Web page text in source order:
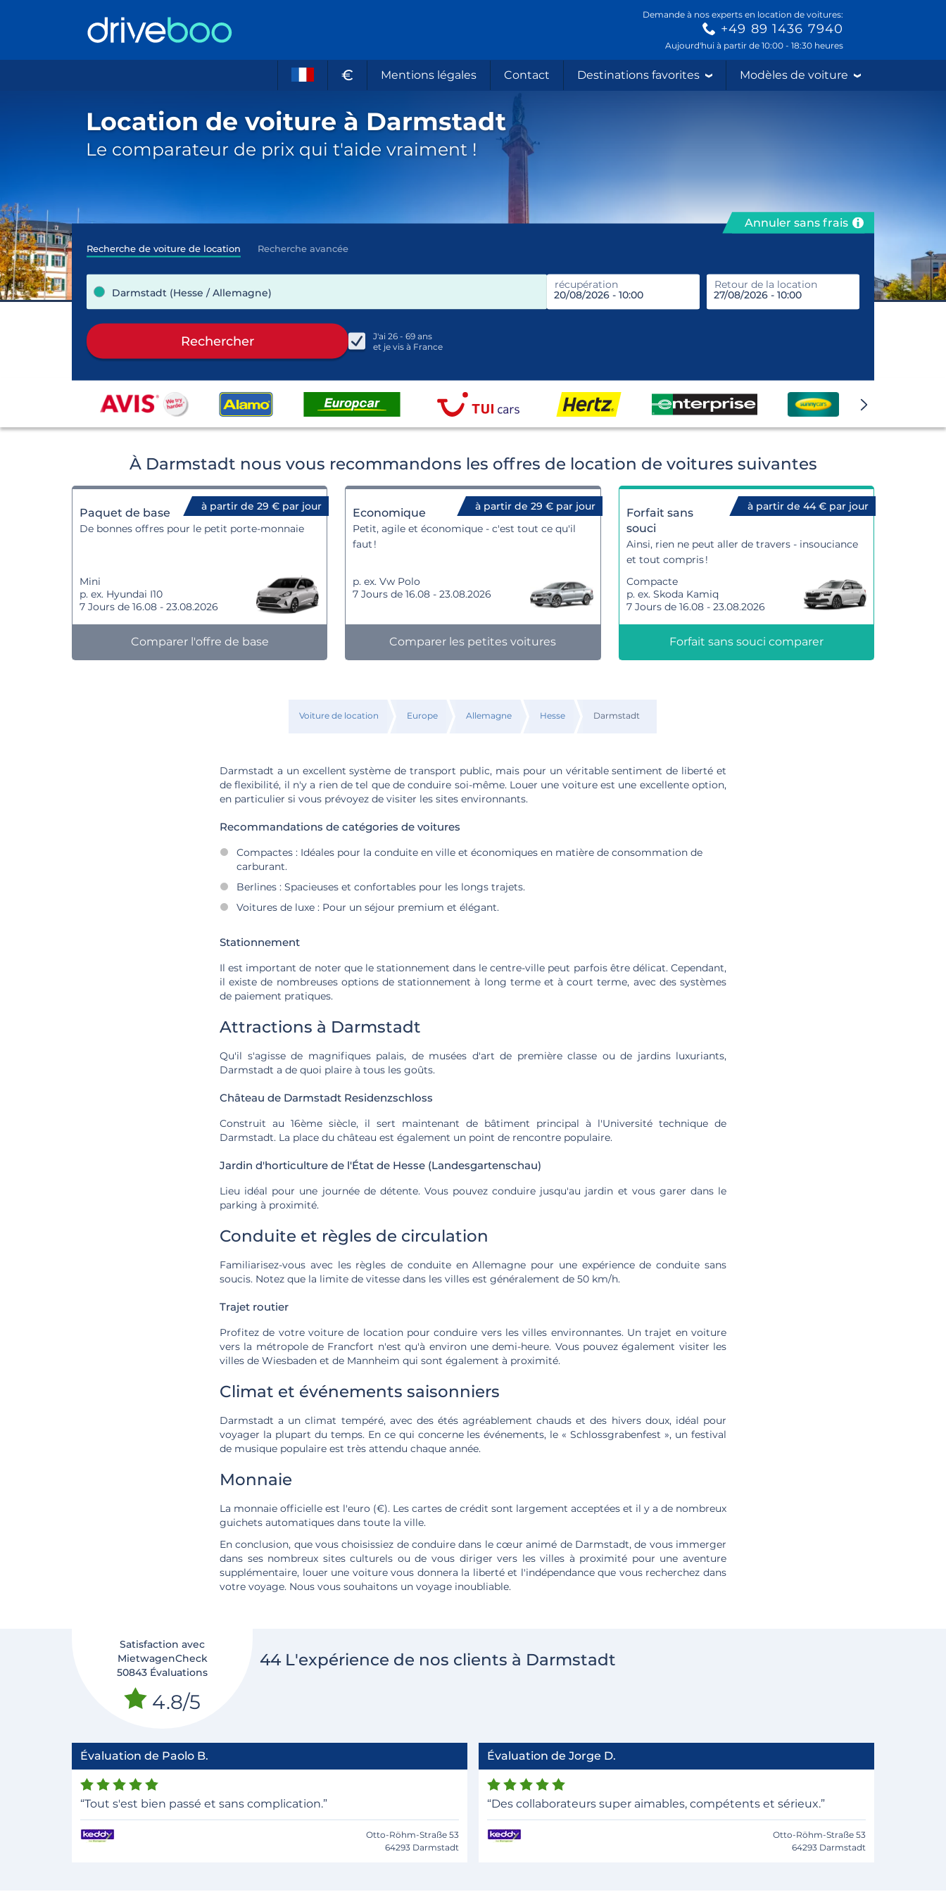
Demande à nos experts en location de voitures:
+49 89 1436 7940
Aujourd'hui à partir de 10:00 - 18:30 heures
€ Mentions légales Contact Destinations favorites Modèles de voiture
Location de voiture à Darmstadt
Le comparateur de prix qui t'aide vraiment !
Annuler sans frais
Recherche de voiture de location Recherche avancée
Darmstadt (Hesse / Allemagne)
récupération Retour de la location
prendre
J'ai 26 - 69 ans
et je vis à France
Rechercher
À Darmstadt nous vous recommandons les offres de location de voitures suivantes
à partir de 29 € par jour
Paquet de base
De bonnes offres pour le petit porte-monnaie
Mini
p. ex. Hyundai I10
7 Jours de 16.08 - 23.08.2026
Comparer l'offre de base
à partir de 29 € par jour
Economique
Petit, agile et économique - c'est tout ce qu'il
faut !
p. ex. Vw Polo
7 Jours de 16.08 - 23.08.2026
Comparer les petites voitures
à partir de 44 € par jour
Forfait sans
souci
Ainsi, rien ne peut aller de travers - insouciance
et tout compris !
Compacte
p. ex. Skoda Kamiq
7 Jours de 16.08 - 23.08.2026
Forfait sans souci comparer
Voiture de location Europe Allemagne Hesse Darmstadt
Darmstadt a un excellent système de transport public, mais pour un véritable sentiment de liberté et
de flexibilité, il n'y a rien de tel que de conduire soi-même. Louer une voiture est une excellente option,
en particulier si vous prévoyez de visiter les sites environnants.
Recommandations de catégories de voitures
Compactes : Idéales pour la conduite en ville et économiques en matière de consommation de
carburant.
Berlines : Spacieuses et confortables pour les longs trajets.
Voitures de luxe : Pour un séjour premium et élégant.
Stationnement
Il est important de noter que le stationnement dans le centre-ville peut parfois être délicat. Cependant,
il existe de nombreuses options de stationnement à long terme et à court terme, avec des systèmes
de paiement pratiques.
Attractions à Darmstadt
Qu'il s'agisse de magnifiques palais, de musées d'art de première classe ou de jardins luxuriants,
Darmstadt a de quoi plaire à tous les goûts.
Château de Darmstadt Residenzschloss
Construit au 16ème siècle, il sert maintenant de bâtiment principal à l'Université technique de
Darmstadt. La place du château est également un point de rencontre populaire.
Jardin d'horticulture de l'État de Hesse (Landesgartenschau)
Lieu idéal pour une journée de détente. Vous pouvez conduire jusqu'au jardin et vous garer dans le
parking à proximité.
Conduite et règles de circulation
Familiarisez-vous avec les règles de conduite en Allemagne pour une expérience de conduite sans
soucis. Notez que la limite de vitesse dans les villes est généralement de 50 km/h.
Trajet routier
Profitez de votre voiture de location pour conduire vers les villes environnantes. Un trajet en voiture
vers la métropole de Francfort n'est qu'à environ une demi-heure. Vous pouvez également visiter les
villes de Wiesbaden et de Mannheim qui sont également à proximité.
Climat et événements saisonniers
Darmstadt a un climat tempéré, avec des étés agréablement chauds et des hivers doux, idéal pour
voyager la plupart du temps. En ce qui concerne les événements, le « Schlossgrabenfest », un festival
de musique populaire est très attendu chaque année.
Monnaie
La monnaie officielle est l'euro (€). Les cartes de crédit sont largement acceptées et il y a de nombreux
guichets automatiques dans toute la ville.
En conclusion, que vous choisissiez de conduire dans le cœur animé de Darmstadt, de vous immerger
dans ses nombreux sites culturels ou de vous diriger vers les villes à proximité pour une aventure
supplémentaire, louer une voiture vous donnera la liberté et l'indépendance que vous recherchez dans
votre voyage. Nous vous souhaitons un voyage inoubliable.
Satisfaction avec
MietwagenCheck
50843 Évaluations
4.8/5
44 L'expérience de nos clients à Darmstadt
Évaluation de Paolo B.
“Tout s'est bien passé et sans complication.”
Otto-Röhm-Straße 53
64293 Darmstadt
Évaluation de Jorge D.
“Des collaborateurs super aimables, compétents et sérieux.”
Otto-Röhm-Straße 53
64293 Darmstadt